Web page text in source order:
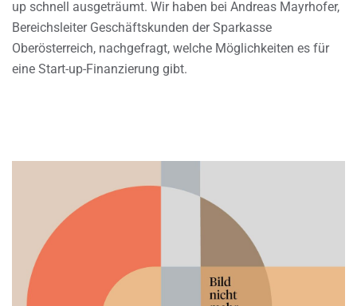
up schnell ausgeträumt. Wir haben bei Andreas Mayrhofer,
Bereichsleiter Geschäftskunden der Sparkasse
Oberösterreich, nachgefragt, welche Möglichkeiten es für
eine Start-up-Finanzierung gibt.